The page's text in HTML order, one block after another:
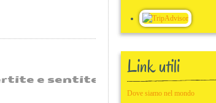
al sicuro.." Valentina e
Link utili
Dove siamo nel mondo